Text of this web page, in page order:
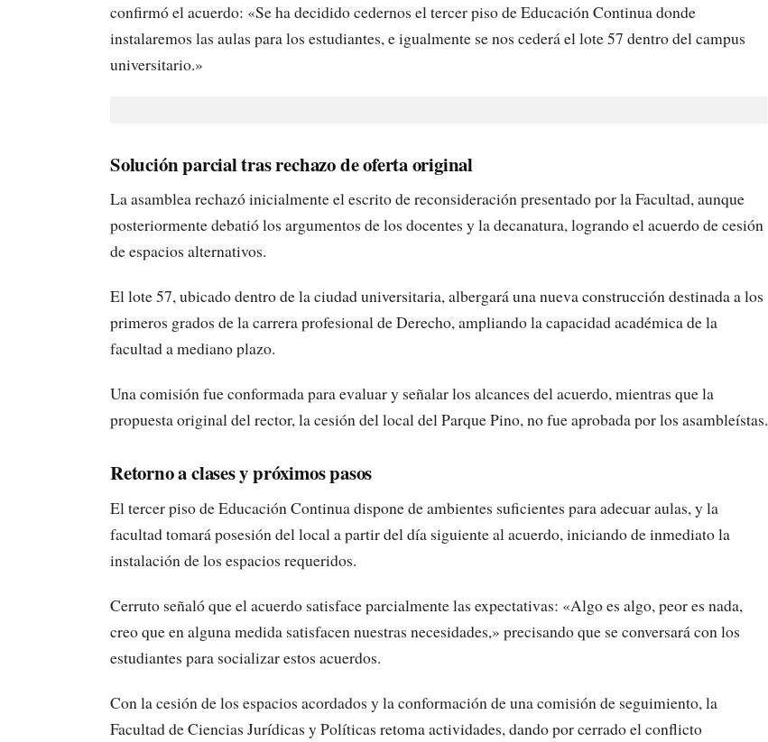
confirmó el acuerdo: «Se ha decidido cedernos el tercer piso de Educación Continua donde
instalaremos las aulas para los estudiantes, e igualmente se nos cederá el lote 57 dentro del campus
universitario.»
Solución parcial tras rechazo de oferta original
La asamblea rechazó inicialmente el escrito de reconsideración presentado por la Facultad, aunque
posteriormente debatió los argumentos de los docentes y la decanatura, logrando el acuerdo de cesión
de espacios alternativos.
El lote 57, ubicado dentro de la ciudad universitaria, albergará una nueva construcción destinada a los
primeros grados de la carrera profesional de Derecho, ampliando la capacidad académica de la
facultad a mediano plazo.
Una comisión fue conformada para evaluar y señalar los alcances del acuerdo, mientras que la
propuesta original del rector, la cesión del local del Parque Pino, no fue aprobada por los asambleístas.
Retorno a clases y próximos pasos
El tercer piso de Educación Continua dispone de ambientes suficientes para adecuar aulas, y la
facultad tomará posesión del local a partir del día siguiente al acuerdo, iniciando de inmediato la
instalación de los espacios requeridos.
Cerruto señaló que el acuerdo satisface parcialmente las expectativas: «Algo es algo, peor es nada,
creo que en alguna medida satisfacen nuestras necesidades,» precisando que se conversará con los
estudiantes para socializar estos acuerdos.
Con la cesión de los espacios acordados y la conformación de una comisión de seguimiento, la
Facultad de Ciencias Jurídicas y Políticas retoma actividades, dando por cerrado el conflicto